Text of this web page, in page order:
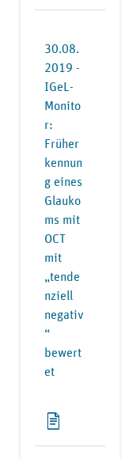
30.08.
2019 -
IGeL-
Monito
r:
Früher
kennun
g eines
Glauko
ms mit
OCT
mit
„tende
nziell
negativ
“
bewert
et